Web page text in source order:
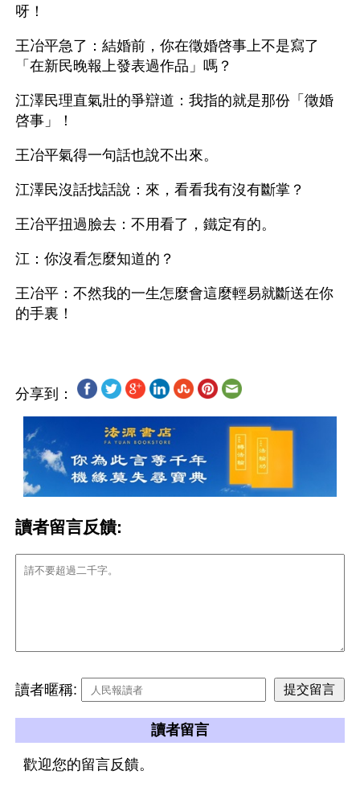
呀！
王冶平急了：結婚前，你在徵婚啓事上不是寫了
「在新民晚報上發表過作品」嗎？
江澤民理直氣壯的爭辯道：我指的就是那份「徵婚
啓事」！
王冶平氣得一句話也說不出來。
江澤民沒話找話說：來，看看我有沒有斷掌？
王冶平扭過臉去：不用看了，鐵定有的。
江：你沒看怎麼知道的？
王冶平：不然我的一生怎麼會這麼輕易就斷送在你
分享到：
讀者留言反饋:
讀者暱稱:
讀者留言
歡迎您的留言反饋。